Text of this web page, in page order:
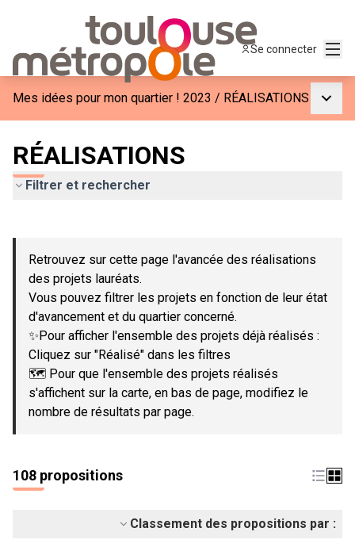
Se connecter
Mes idées pour mon quartier ! 2023 / RÉALISATIONS
RÉALISATIONS
Filtrer et rechercher
−
Retrouvez sur cette page l'avancée des réalisations
des projets lauréats.
Vous pouvez filtrer les projets en fonction de leur état
d'avancement et du quartier concerné.
✨Pour afficher l'ensemble des projets déjà réalisés :
Cliquez sur "Réalisé" dans les filtres
🗺️ Pour que l'ensemble des projets réalisés
s'affichent sur la carte, en bas de page, modifiez le
nombre de résultats par page.
108 propositions
Classement des propositions par :